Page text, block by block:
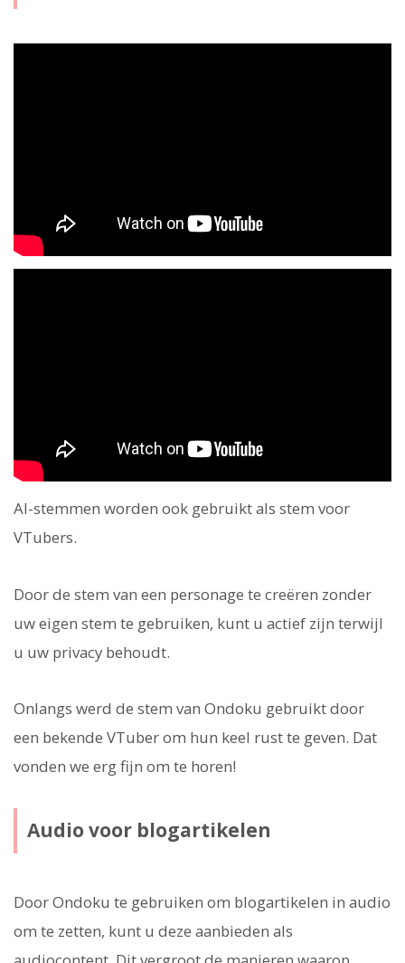
AI-stemmen worden ook gebruikt als stem voor
VTubers.
Door de stem van een personage te creëren zonder
uw eigen stem te gebruiken, kunt u actief zijn terwijl
u uw privacy behoudt.
Onlangs werd de stem van Ondoku gebruikt door
een bekende VTuber om hun keel rust te geven. Dat
vonden we erg fijn om te horen!
Audio voor blogartikelen
Door Ondoku te gebruiken om blogartikelen in audio
om te zetten, kunt u deze aanbieden als